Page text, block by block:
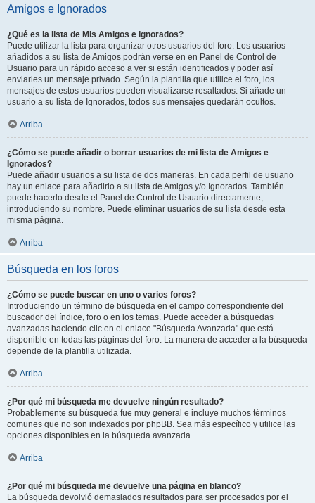
Amigos e Ignorados
¿Qué es la lista de Mis Amigos e Ignorados?
Puede utilizar la lista para organizar otros usuarios del foro. Los usuarios
añadidos a su lista de Amigos podrán verse en en Panel de Control de
Usuario para un rápido acceso a ver si están identificados y poder así
enviarles un mensaje privado. Según la plantilla que utilice el foro, los
mensajes de estos usuarios pueden visualizarse resaltados. Si añade un
usuario a su lista de Ignorados, todos sus mensajes quedarán ocultos.
Arriba
¿Cómo se puede añadir o borrar usuarios de mi lista de Amigos e
Ignorados?
Puede añadir usuarios a su lista de dos maneras. En cada perfil de usuario
hay un enlace para añadirlo a su lista de Amigos y/o Ignorados. También
puede hacerlo desde el Panel de Control de Usuario directamente,
introduciendo su nombre. Puede eliminar usuarios de su lista desde esta
misma página.
Arriba
Búsqueda en los foros
¿Cómo se puede buscar en uno o varios foros?
Introduciendo un término de búsqueda en el campo correspondiente del
buscador del índice, foro o en los temas. Puede acceder a búsquedas
avanzadas haciendo clic en el enlace "Búsqueda Avanzada" que está
disponible en todas las páginas del foro. La manera de acceder a la búsqueda
depende de la plantilla utilizada.
Arriba
¿Por qué mi búsqueda me devuelve ningún resultado?
Probablemente su búsqueda fue muy general e incluye muchos términos
comunes que no son indexados por phpBB. Sea más específico y utilice las
opciones disponibles en la búsqueda avanzada.
Arriba
¿Por qué mi búsqueda me devuelve una página en blanco?
La búsqueda devolvió demasiados resultados para ser procesados por el